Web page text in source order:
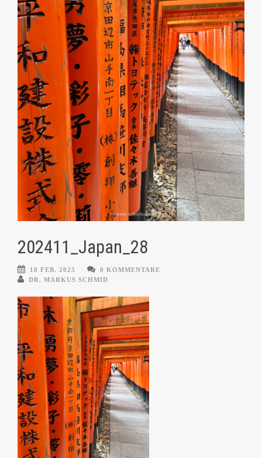
202411_Japan_28
18 FEB. 2025
0 KOMMENTARE
DR. MARKUS SCHMID